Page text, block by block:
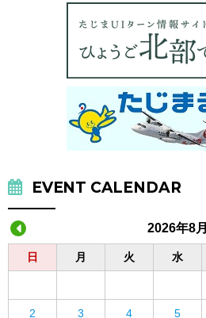
EVENT CALENDAR
2026年8月
日 月 火 水
2 3 4 5